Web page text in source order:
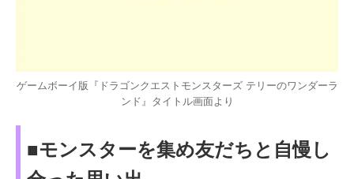
ゲームボーイ版『ドラゴンクエストモンスターズ テリーのワンダーラ
ンド』タイトル画面より
■モンスターを集め友だちと自慢し